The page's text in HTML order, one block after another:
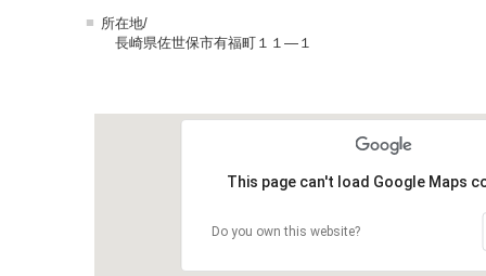
■ 所在地/
長崎県佐世保市有福町１１―１
This page can't load Google Maps
Do you own this website?